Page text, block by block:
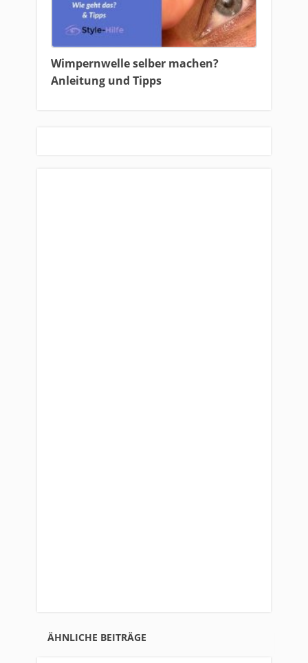
Wimpernwelle selber machen?
Anleitung und Tipps
ÄHNLICHE BEITRÄGE